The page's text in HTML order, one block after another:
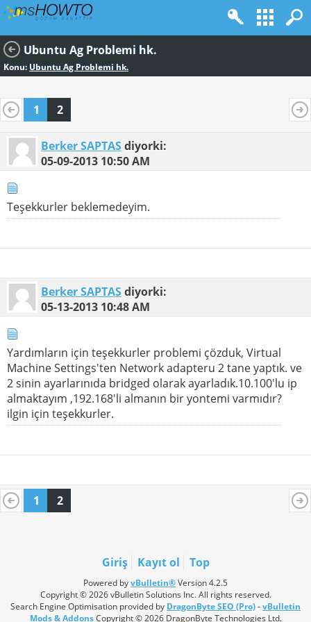
Ubuntu Ag Problemi hk.
Konu: Ubuntu Ag Problemi hk.
1 2
Berker SAPTASdiyorki:
05-09-2013 10:50 AM
Teşekkurler beklemedeyim.
Berker SAPTASdiyorki:
05-13-2013 10:48 AM
Yardımların için teşekkurler problemi çözduk, Virtual
Machine Settings'ten Network adapteru 2 tane yaptık. ve
2 sinin ayarlarınıda bridged olarak ayarladık.10.100'lu ip
almaktayım ,192.168'li almanın bir yontemi varmıdır?
ilgin için teşekkurler.
1 2
Giriş Kayıt ol Top
Powered byvBulletin®Version 4.2.5
Copyright © 2026 vBulletin Solutions Inc. All rights reserved.
Search Engine Optimisation provided by DragonByte SEO (Pro)-vBulletin
Mods & AddonsCopyright © 2026 DragonByte Technologies Ltd.